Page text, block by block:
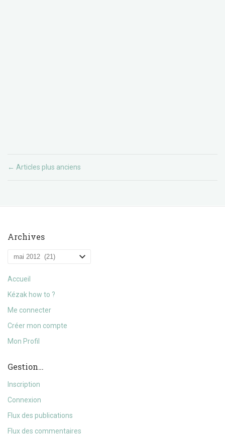
← Articles plus anciens
Archives
Archives
Accueil
Kézak how to ?
Me connecter
Créer mon compte
Mon Profil
Gestion…
Inscription
Connexion
Flux des publications
Flux des commentaires